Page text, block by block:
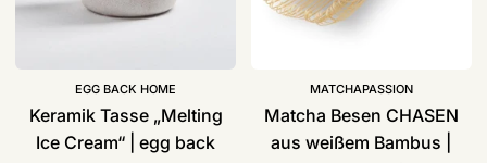
home
EGG BACK HOME
Keramik Tasse „Melting
Ice Cream“ | egg back
MATCHAPASSION
Matcha Besen CHASEN
aus weißem Bambus |